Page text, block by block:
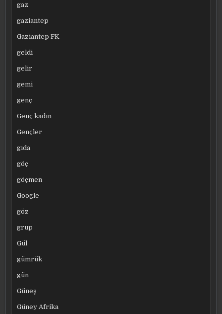
gaz
gaziantep
Gaziantep FK
geldi
gelir
gemi
genç
Genç kadın
Gençler
gıda
göç
göçmen
Google
göz
grup
Gül
gümrük
gün
Güneş
Güney Afrika